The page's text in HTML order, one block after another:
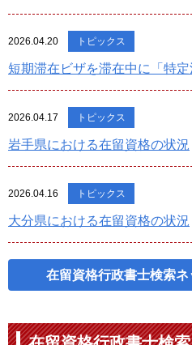
2026.04.20 トピックス
短期滞在ビザを滞在中に「特
2026.04.17 トピックス
岩手県における在留資格の状況
2026.04.16 トピックス
大分県における在留資格の状況
在留資格行政書士検索